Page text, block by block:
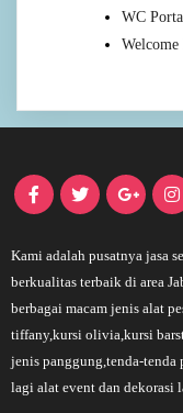
WC
Welcome
Kami adalah pusatnya jasa
berkualitas terbaik di area
berbagai macam jenis alat
tiffany,kursi olivia,kursi
jenis panggung,tenda-tenda
lagi alat event dan dekorasi